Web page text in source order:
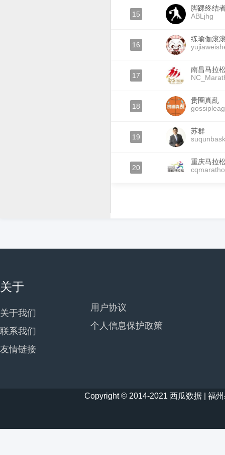
15
脚踝终结
ABLjhg
16
练瑜伽滚
17
南昌马拉
18
贵圈真乱
19
苏群
20
重庆马拉
关于
关于我们
联系我们
友情链接
用户协议
个人信息保护政策
Copyright © 2014-2021 西瓜数据 | 福